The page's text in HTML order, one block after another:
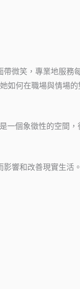
微笑，專業地服
如何在職場與情場
一個象徵性的空間
響和改善現實生活。